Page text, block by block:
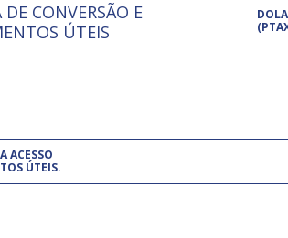
9001: 2015
A International Organization for
Standardization é um conjunto de
DE CONVERSÃO E
ÚTEIS
ACESSO
ÚTEIS.